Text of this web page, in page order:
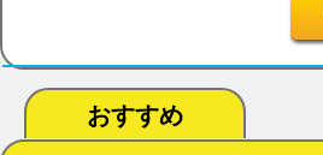
おすすめ